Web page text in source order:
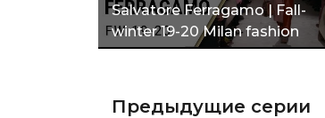
Salvatore Ferragamo | Fall-
winter 19-20 Milan fashion
week"
Предыдущие серии